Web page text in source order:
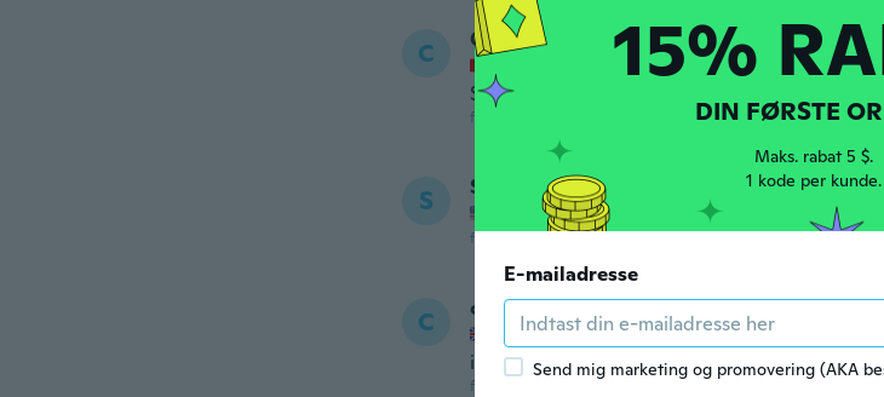
C Christine
anmeldelser · 2 overførsler
Super Qualität
for ca. 2 år siden
S Sheila
Tilmeldt 2017 · 168
anmeldelser
for ca. 2 år siden
C carolyn
Tilmeldt 2015 · 115 anmeldelser
it is nice but i forgot it was a flat pack item.
for ca. 2 år siden
15%
DIN FØRSTE
Maks. rabat 5 $.
1 kode per kunde.
E-mailadresse
Send mig marketing og promovering (AKA